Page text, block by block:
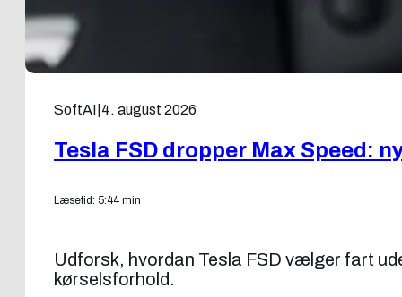
SoftAI 4. august 2026
Tesla FSD dropper Max Speed:
Læsetid: 5:44 min
Udforsk, hvordan Tesla FSD vælger fart
kørselsforhold.